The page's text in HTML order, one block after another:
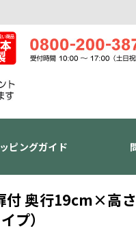
ピングガイド
付 奥行19cm×高
プ）